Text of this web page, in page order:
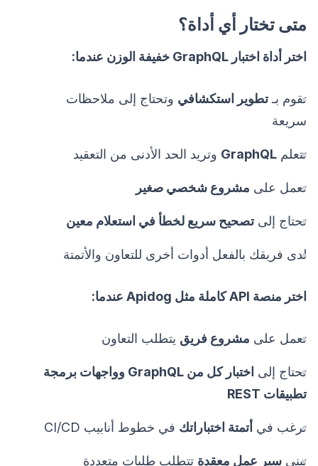
متى تختار أي أداة؟
اختر أداة اختبار GraphQL خفيفة الوزن عندما:
تقوم بـتطوير استكشافي وتحتاج إلى ملاحظات
سريعة
تتعلم GraphQL وتريد الحد الأدنى من التعقيد
تعمل على مشروع شخصي صغير
تحتاج إلىتصحيح سريع لخطأ في استعلام معين
لدى فريقك بالفعل أدوات أخرى للتعاون والأتمتة
اختر منصة API كاملة مثل Apidog عندما:
تعمل على مشروع فريق يتطلب التعاون
تحتاج إلى
اختبار كل من GraphQL وواجهات برمجة
تطبيقات REST
ترغب في أتمتة اختباراتك في خطوط أنابيب CI/CD
تبني سير عمل معقدة تتطلب طلبات متعددة